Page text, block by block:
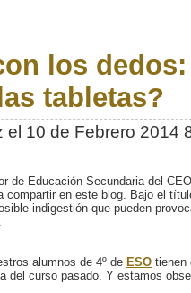
los
tabletas?
el 10 de Febrero 2014
de Educación Secundaria del
compartir en este blog. Bajo el
indigestión que pueden
alumnos de 4º de ESO tienen
del curso pasado. Y estamos